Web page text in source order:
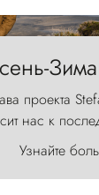
проекта
нас к
мира,
яростью
Пайне,
Узнайте